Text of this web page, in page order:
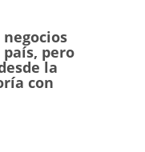
pero
la
con